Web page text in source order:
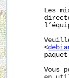
Les
       <
Vous